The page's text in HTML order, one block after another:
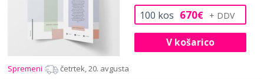
100 kos 670€
V košarico
Spremeni četrtek, 20. avgusta